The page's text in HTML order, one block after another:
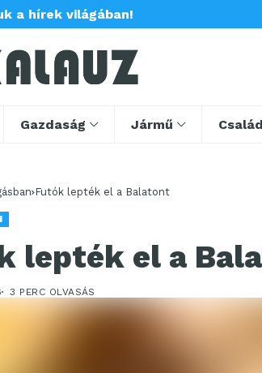
a hírek világában!
Gazdaság Jármű Család
Futók lepték el a Balatont
lepték el a
3 PERC OLVASÁS